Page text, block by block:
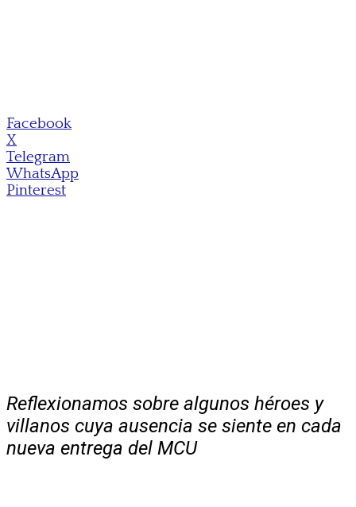
Facebook
X
Telegram
WhatsApp
Pinterest
Reflexionamos sobre algunos héroes y
villanos cuya ausencia se siente en cada
nueva entrega del MCU